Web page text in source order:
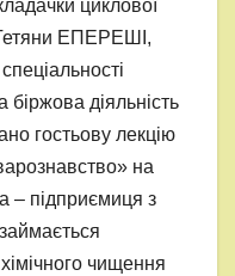
циклової
Тетяни ЕПЕРЕШІ,
біржова діяльність
гостьову лекцію
на
– підприємиця з
чищення